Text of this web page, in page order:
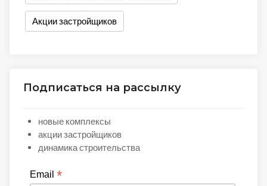
Акции застройщиков
Подписаться на рассылку
новые комплексы
акции застройщиков
динамика строительства
Email *